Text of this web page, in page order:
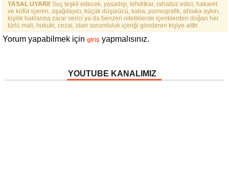
DAHA KAPSAYICI BIR
FEDERASYON İÇIN YOLA
ÇIKTIK”
YASAL UYARI! Suç teşkil edecek, yasadışı, tehditkar, rahatsız edici, hakaret
ve küfür içeren, aşağılayıcı, küçük düşürücü, kaba, pornografik, ahlaka aykırı,
kişilik haklarına zarar verici ya da benzeri niteliklerde içeriklerden doğan her
türlü mali, hukuki, cezai, idari sorumluluk içeriği gönderen kişiye aittir.
Yorum yapabilmek için giriş yapmalısınız.
YOUTUBE KANALIMIZ